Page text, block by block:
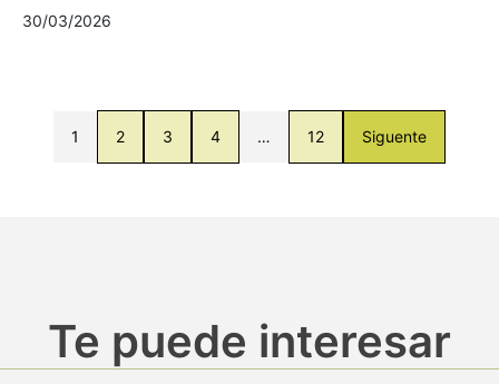
30/03/2026
1 2 3 4 … 12 Siguente
Te puede interesar